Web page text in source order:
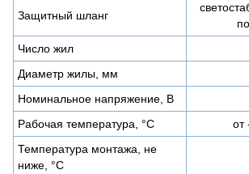
Защитный шланг
Число жил
Диаметр жилы, мм
Номинальное напряжение, В
Рабочая температура, °С
от
Температура монтажа, не
ниже, °С